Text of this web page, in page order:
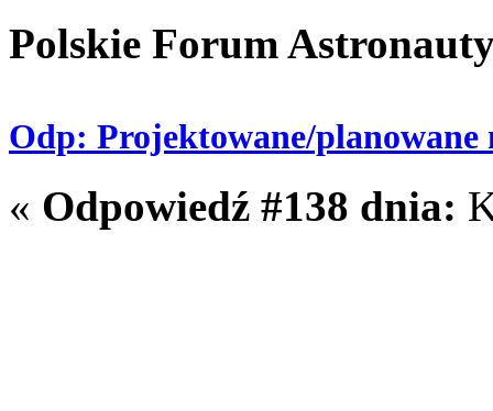
Polskie Forum
Odp: Projektowane/
« Odpowiedź #138 dnia: